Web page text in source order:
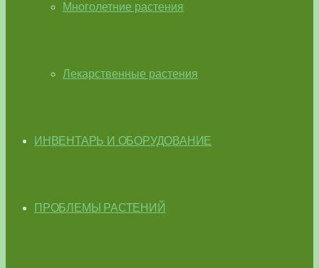
Многолетние растения
Лекарственные растения
ИНВЕНТАРЬ И ОБОРУДОВАНИЕ
ПРОБЛЕМЫ РАСТЕНИЙ